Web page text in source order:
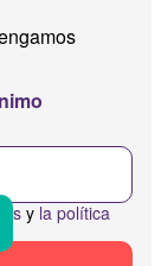
y la política